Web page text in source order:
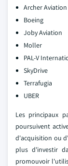
Archer Aviation
Boeing
Joby Aviation
Moller
PAL-V
SkyDrive
Terrafugia
UBER
Les principaux
poursuivent
d'acquisition ou
plus d'investir
promouvoir